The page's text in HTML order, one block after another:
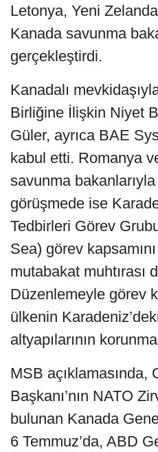
Letonya, Yeni
Kanada savunma
gerçekleştirdi.
Kanadalı
Birliğine İlişkin Niyet
Güler, ayrıca BAE
kabul etti. Romanya
savunma
görüşmede ise
Tedbirleri Görev
Sea) görev
mutabakat muhtırası
Düzenlemeyle görev
ülkenin
altyapılarının
MSB açıklamasında,
Başkanı’nın NATO
bulunan Kanada
6 Temmuz’da, ABD